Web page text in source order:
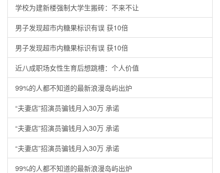
学校为建新楼强制大学生搬砖：不来不让
男子发现超市内糖果标识有误 获10倍
男子发现超市内糖果标识有误 获10倍
近八成职场女性生育后想跳槽：个人价值
99%的人都不知道的最新浪漫岛屿出炉
“夫妻店”招演员骗钱月入30万 承诺
“夫妻店”招演员骗钱月入30万 承诺
“夫妻店”招演员骗钱月入30万 承诺
99%的人都不知道的最新浪漫岛屿出炉